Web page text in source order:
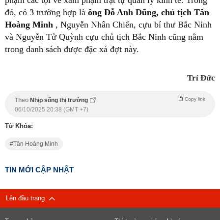
đó, có 3 trường hợp là ông Đỗ Anh Dũng, chủ tịch Tân
Hoàng Minh , Nguyễn Nhân Chiến, cựu bí thư Bắc Ninh
và Nguyễn Tử Quỳnh cựu chủ tịch Bắc Ninh cũng nằm
trong danh sách được đặc xá đợt này.
Trí Đức
Theo Nhịp sống thị trường Copy link
06/10/2025 20:38 (GMT +7)
Từ Khóa:
Tân Hoàng Minh
TIN MỚI CẬP NHẬT
Lên đầu trang